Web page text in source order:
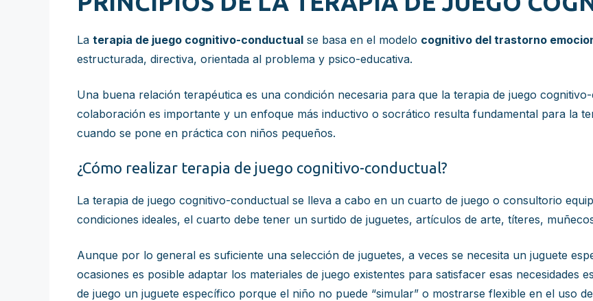
La terapia de juego cognitivo-conductual se basa en el modelo cognitivo del trastorno
estructurada, directiva, orientada al problema y psico-educativa.
Una buena relación terapéutica es una condición necesaria para que la terapia de juego
colaboración es importante y un enfoque más inductivo o socrático resulta fundamental para la
cuando se pone en práctica con niños pequeños.
¿Cómo realizar terapia de juego cognitivo-conductual?
La terapia de juego cognitivo-conductual se lleva a cabo en un cuarto de juego o consultorio
condiciones ideales, el cuarto debe tener un surtido de juguetes, artículos de arte, títeres,
Aunque por lo general es suficiente una selección de juguetes, a veces se necesita un juguete
ocasiones es posible adaptar los materiales de juego existentes para satisfacer esas necesidades
de juego un juguete específico porque el niño no puede “simular” o mostrarse flexible en el uso